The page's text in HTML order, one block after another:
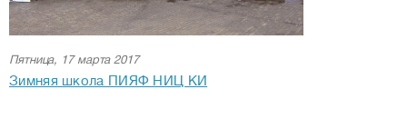
Пятница, 17 марта 2017
Зимняя школа ПИЯФ НИЦ КИ